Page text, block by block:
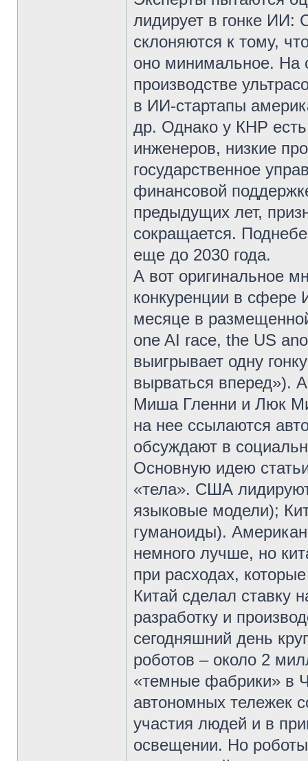
лидирует в гонке ИИ:
склоняются к тому,
оно минимальное. На
производстве
в ИИ-стартапы
др. Однако у КНР
инженеров, низкие
государственное
финансовой
предыдущих лет,
сокращается.
еще до 2030 года.
А вот оригинальное
конкуренции в
месяце в
one AI race, the US
выигрывает одну
вырваться вперед»).
Миша Гленни и Люк
на нее ссылаются
обсуждают в
Основную идею
«тела». США
языковые модели);
гуманоиды).
немного лучше, но
при расходах,
Китай сделал ставку
разработку и
сегодняшний день
роботов – около 2
«темные фабрики» в
автономных тележек
участия людей и в
освещении. Но